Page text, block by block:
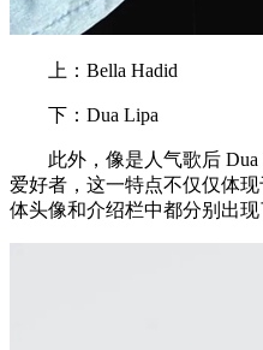
上：Bella Hadid
下：Dua Lipa
此外，像是人气歌后 Dua
爱好者，这一特点不仅仅体
体头像和介绍栏中都分别出现